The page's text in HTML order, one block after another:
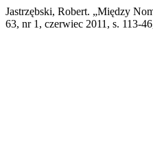
Jastrzębski, Robert. „Między
63, nr 1, czerwiec 2011, s. 113-